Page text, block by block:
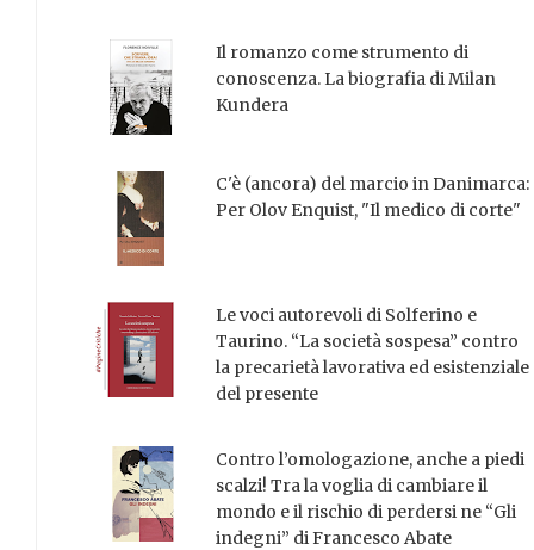
Il romanzo come strumento di
conoscenza. La biografia di Milan
Kundera
C'è (ancora) del marcio in Danimarca:
Per Olov Enquist, "Il medico di corte"
Le voci autorevoli di Solferino e
Taurino. “La società sospesa” contro
la precarietà lavorativa ed esistenziale
del presente
Contro l’omologazione, anche a piedi
scalzi! Tra la voglia di cambiare il
mondo e il rischio di perdersi ne “Gli
indegni” di Francesco Abate